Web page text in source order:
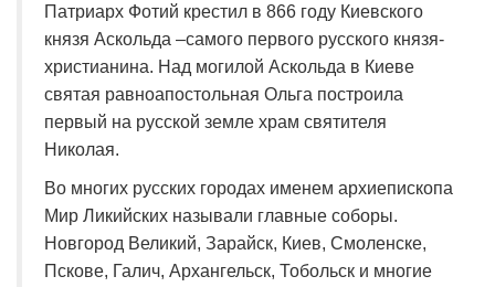
Патриарх Фотий крестил в 866 году Киевского
князя Аскольда –самого первого русского князя-
христианина. Над могилой Аскольда в Киеве
святая равноапостольная Ольга построила
первый на русской земле храм святителя
Николая.
Во многих русских городах именем архиепископа
Мир Ликийских называли главные соборы.
Новгород Великий, Зарайск, Киев, Смоленске,
Пскове, Галич, Архангельск, Тобольск и многие